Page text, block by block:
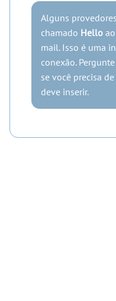
Alguns
chamado Hello
mail. Isso é uma
conexão.
se você precisa
deve inserir.